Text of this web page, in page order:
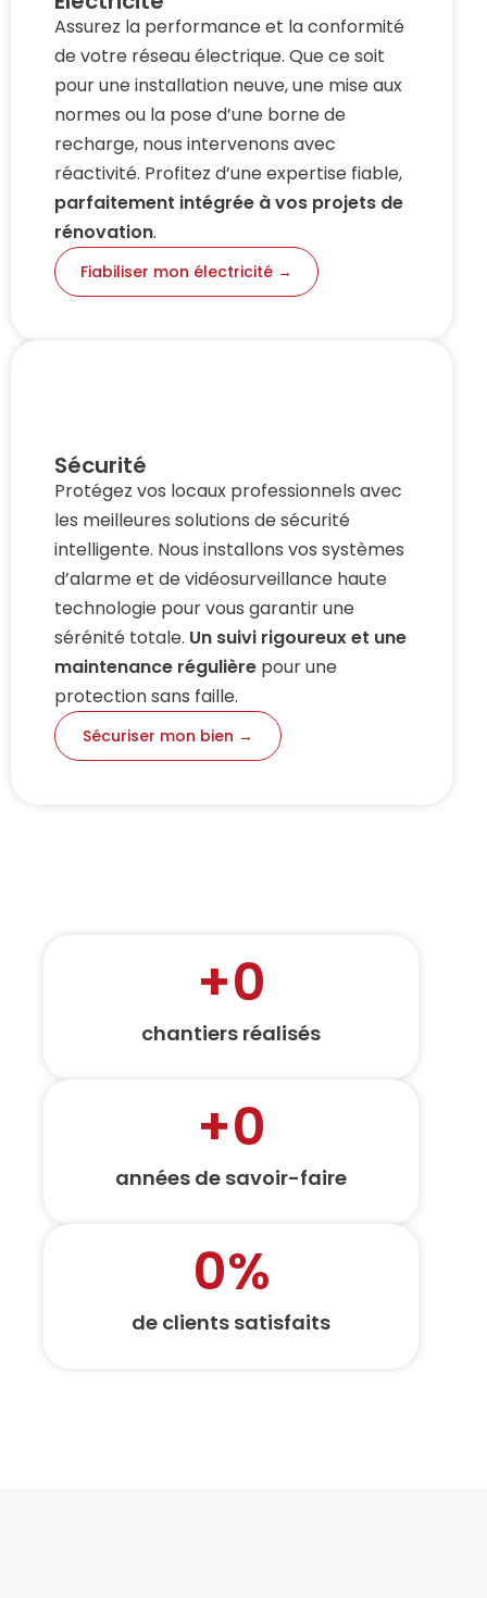
Assurez la performance et la conformité
de votre réseau électrique. Que ce soit
pour une installation neuve, une mise aux
normes ou la pose d’une borne de
recharge, nous intervenons avec
réactivité. Profitez d’une expertise fiable,
parfaitement intégrée à vos projets de
rénovation.
Fiabiliser mon électricité →
Sécurité
Protégez vos locaux professionnels avec
les meilleures solutions de sécurité
intelligente. Nous installons vos systèmes
d’alarme et de vidéosurveillance haute
technologie pour vous garantir une
sérénité totale. Un suivi rigoureux et une
maintenance régulière pour une
protection sans faille.
Sécuriser mon bien →
chantiers réalisés
+0
années de savoir-faire
+0
de clients satisfaits
0%